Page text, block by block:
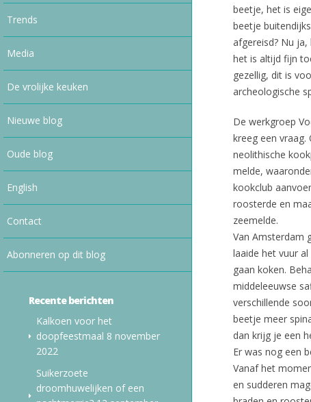
Trends
Media
De vrolijke keuken
Nieuwe blog
Oude blog
English
Contact
Abonneren op dit blog
Recente berichten
Kalkoen voor het
doopfeestmaal 8 november
2022
Suikerzoete
droomhuwelijken of een
beetje, het is
beetje
afgereisd? Nu
het is altijd fijn
gezellig, dit is
archeologische
De werkgroep
kreeg een
neolithische
melde,
kookclub
roosterde en
zeemelde.
Van Amsterdam
laaide het vuur
gaan koken.
middeleeuwse
verschillende
beetje meer
dan krijg je een
Er was nog een
Vanaf het
en sudderen